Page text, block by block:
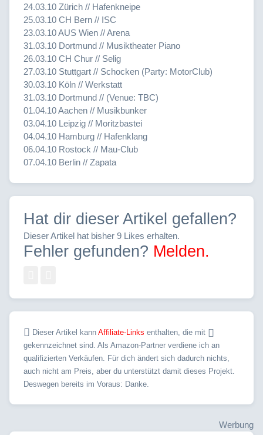
24.03.10 Zürich // Hafenkneipe
25.03.10 CH Bern // ISC
23.03.10 AUS Wien // Arena
31.03.10 Dortmund // Musiktheater Piano
26.03.10 CH Chur // Selig
27.03.10 Stuttgart // Schocken (Party: MotorClub)
30.03.10 Köln // Werkstatt
31.03.10 Dortmund // (Venue: TBC)
01.04.10 Aachen // Musikbunker
03.04.10 Leipzig // Moritzbastei
04.04.10 Hamburg // Hafenklang
06.04.10 Rostock // Mau-Club
07.04.10 Berlin // Zapata
Hat dir dieser Artikel gefallen?
Dieser Artikel hat bisher 9 Likes erhalten.
Fehler gefunden? Melden.
Dieser Artikel kann Affiliate-Links enthalten, die mit
gekennzeichnet sind. Als Amazon-Partner verdiene ich an
qualifizierten Verkäufen. Für dich ändert sich dadurch nichts,
auch nicht am Preis, aber du unterstützt damit dieses Projekt.
Deswegen bereits im Voraus: Danke.
Werbung